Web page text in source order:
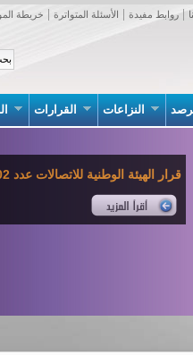
روابط مفيدة الأسئلة المتواترة خريطة
النزاعات القرارات
قرار الهيئة الوطنية للاتصالات عدد 02 بتاريخ 07 جانفي 2026